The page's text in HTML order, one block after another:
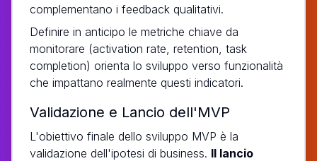
complementano i feedback qualitativi.
Definire in anticipo le metriche chiave da
monitorare (activation rate, retention, task
completion) orienta lo sviluppo verso funzionalità
che impattano realmente questi indicatori.
Validazione e Lancio dell'MVP
L'obiettivo finale dello sviluppo MVP è la
validazione dell'ipotesi di business. Il lancio